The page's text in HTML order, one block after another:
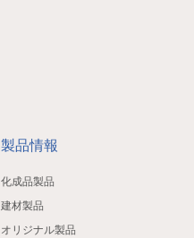
製品情報
化成品製品
建材製品
オリジナル製品